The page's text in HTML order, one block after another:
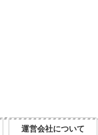
運営会社について